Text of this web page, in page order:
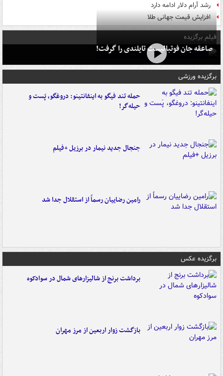
رشد آرام دلار ادامه دارد
افزایش قیمت جهانی طلا
فیلم برگزیده
صاعقه جان فوتبالیست تایلندی را گرفت!
برگزیده ورزشی
حمله تند فیگو به اینفانتینو: دروغگو، پَست‌ و
حیله‌گر!
جنجال جدید نیمار در برزیل +فیلم
رامین رضاییان رسماً از استقلال جدا شد
برگزیده عکس
برداشت برنج از شالیزارهای شمال در سوادکوه
بازگشت زوار اربعین از مرز مهران